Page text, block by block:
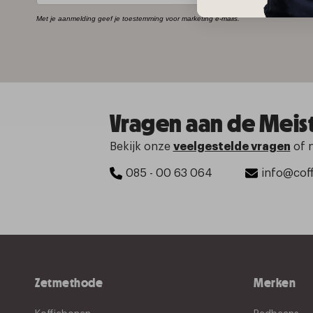
Met je aanmelding geef je toestemming voor marketing e-mails.
Vragen aan de
Bekijk onze veelgestelde vragen of
085 - 00 63 064
Zetmethode Merken